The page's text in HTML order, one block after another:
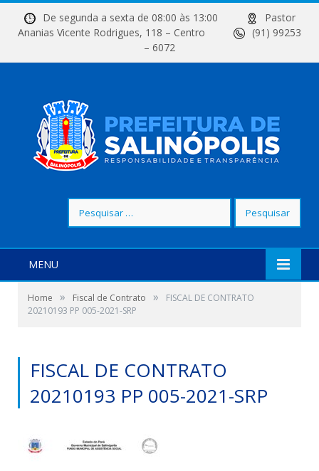
De segunda a sexta de 08:00 às 13:00
Pastor
Ananias Vicente Rodrigues, 118 – Centro
(91) 99253
– 6072
por:
MENU
Home » Fiscal de Contrato »
FISCAL DE CONTRATO
20210193 PP 005-2021-SRP
FISCAL DE CONTRATO
20210193 PP 005-2021-SRP